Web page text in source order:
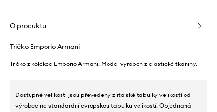
O produktu
Tričko Emporio Armani
Tričko z kolekce Emporio Armani. Model vyroben z elastické tkaniny.
Dostupné velikosti jsou převedeny z italské tabulky velikostí od
výrobce na standardní evropskou tabulku velikostí. Objednaná